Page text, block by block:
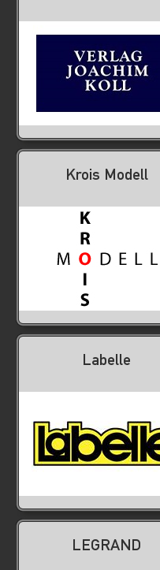
Krois Modell
Labelle
LEGRAND